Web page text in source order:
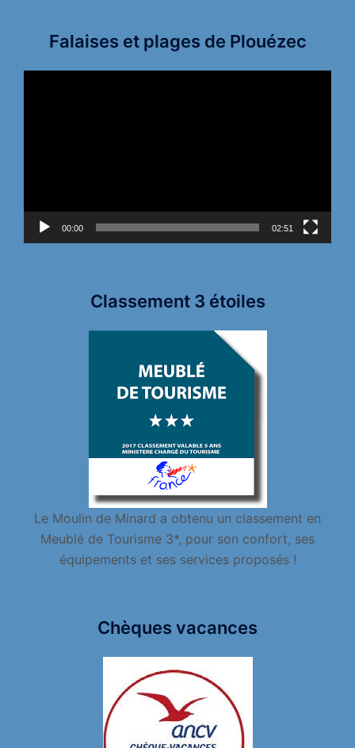
Falaises et plages de Plouézec
00:00 02:51
Classement 3 étoiles
Le Moulin de Minard a obtenu un classement en
Meublé de Tourisme 3*, pour son confort, ses
équipements et ses services proposés !
Chèques vacances